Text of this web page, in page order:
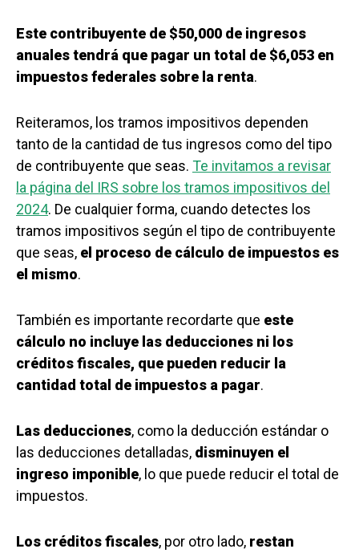
Este contribuyente de $50,000 de ingresos
anuales tendrá que pagar un total de $6,053 en
impuestos federales sobre la renta.
Reiteramos, los tramos impositivos dependen
tanto de la cantidad de tus ingresos como del tipo
de contribuyente que seas. Te invitamos a revisar
la página del IRS sobre los tramos impositivos del
2024. De cualquier forma, cuando detectes los
tramos impositivos según el tipo de contribuyente
que seas, el proceso de cálculo de impuestos es
el mismo.
También es importante recordarte que este
cálculo no incluye las deducciones ni los
créditos fiscales, que pueden reducir la
cantidad total de impuestos a pagar.
Las deducciones, como la deducción estándar o
las deducciones detalladas, disminuyen el
ingreso imponible, lo que puede reducir el total de
impuestos.
Los créditos fiscales, por otro lado, restan